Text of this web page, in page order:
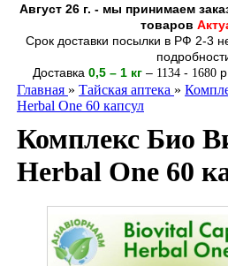
Август 26 г. - мы принимаем
товаров
Срок доставки посылки в РФ 2-3
Доставка 0,5 – 1 кг – 1134 - 1680 р
Главная » Тайская аптека »
Herbal One 60 капсул
Комплекс Био
Herbal One 60